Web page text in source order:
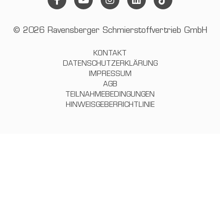
© 2026 Ravensberger Schmierstoffvertrieb GmbH
KONTAKT
DATENSCHUTZERKLÄRUNG
IMPRESSUM
AGB
TEILNAHMEBEDINGUNGEN
HINWEISGEBERRICHTLINIE